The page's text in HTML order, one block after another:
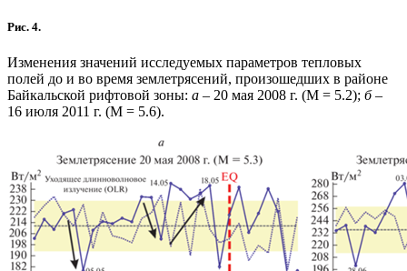
Рис. 4.
Изменения значений исследуемых параметров тепловых
полей до и во время землетрясений, произошедших в районе
Байкальской рифтовой зоны: а – 20 мая 2008 г. (М = 5.2); б–
16 июля 2011 г. (М = 5.6).